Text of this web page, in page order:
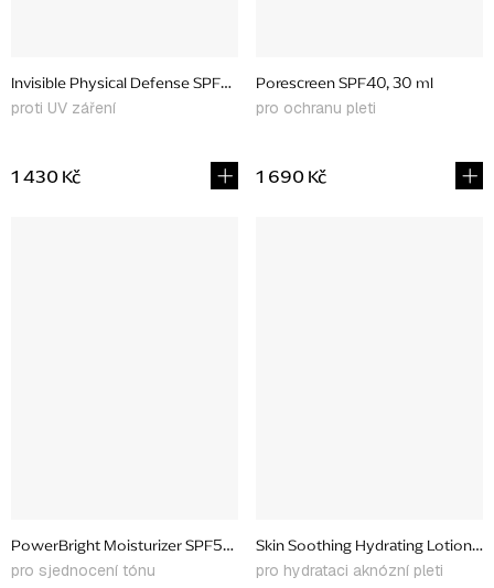
Invisible Physical Defense SPF30, 50 ml
proti UV záření
1 430 Kč
Porescreen SPF40, 30 ml
pro ochranu pleti
1 690 Kč
PowerBright Moisturizer SPF50, 50 ml
pro sjednocení tónu
Skin Soothing Hydrating Lotion,
pro hydrataci aknózní pleti